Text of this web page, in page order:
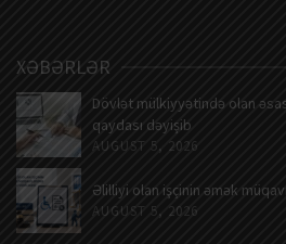
XƏBƏRLƏR
Dövlət mülkiyyətində olan
qaydası dəyişib
AUGUST 5, 2026
Əlilliyi olan işçinin əmək
AUGUST 5, 2026